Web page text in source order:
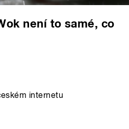
není to samé, co
internetu